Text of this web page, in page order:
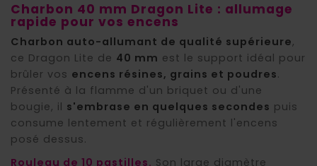
Charbon 40 mm Dragon Lite : allumage
rapide pour vos encens
Charbon auto-allumant de qualité supérieure,
ce Dragon Lite de 40 mm est le support idéal pour
brûler vos encens résines, grains et poudres.
Présenté à la flamme d'un briquet ou d'une
bougie, il s'embrase en quelques secondes puis
consume lentement et régulièrement l'encens
posé dessus.
Rouleau de 10 pastilles. Son large diamètre